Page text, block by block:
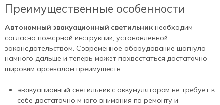
Преимущественные особенности
Автономный эвакуационный светильник необходим,
согласно пожарной инструкции, установленной
законодательством. Современное оборудование шагнуло
намного дальше и теперь может похвастаться достаточно
широким арсеналом преимуществ:
эвакуационный светильник с аккумулятором не требует к
себе достаточно много внимания по ремонту и